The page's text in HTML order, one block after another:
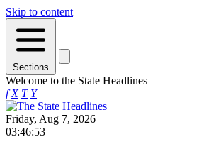
Skip to content
Sections
Welcome to the State Headlines
f X T Y
Friday, Aug 7, 2026
03:46:53